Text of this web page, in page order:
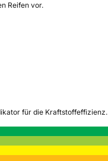
Reifen vor.
für die Kraftstoffeffizienz.